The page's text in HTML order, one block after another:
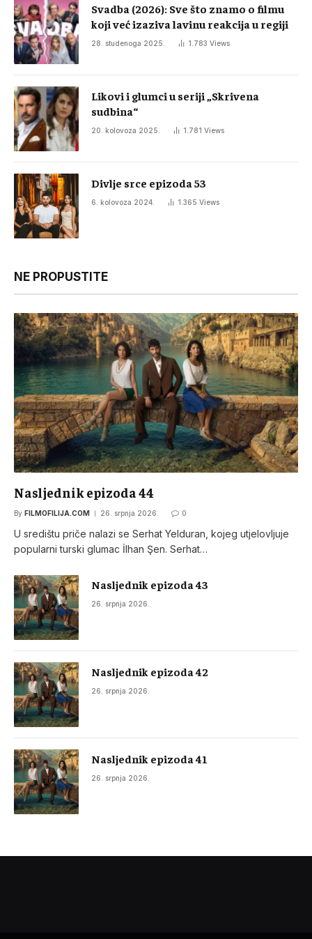
Svadba (2026): Sve što znamo o filmu
koji već izaziva lavinu reakcija u regiji
28. studenoga 2025. 1.783 Views
Likovi i glumci u seriji „Skrivena
sudbina“
20. kolovoza 2025. 1.781 Views
Divlje srce epizoda 53
6. kolovoza 2024. 1.365 Views
NE PROPUSTITE
Nasljednik epizoda 44
By FILMOFILIJA.COM 26. srpnja 2026. 0
U središtu priče nalazi se Serhat Yelduran, kojeg utjelovljuje
popularni turski glumac İlhan Şen. Serhat…
Nasljednik epizoda 43
26. srpnja 2026.
Nasljednik epizoda 42
26. srpnja 2026.
Nasljednik epizoda 41
26. srpnja 2026.